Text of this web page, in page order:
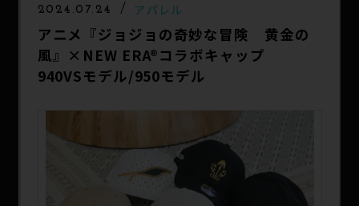
COMICS GOODS
SPECIAL
2024.07.24 アパレル
アニメ『ジョジョの奇妙な冒険 黄金の
風』×NEW ERA®コラボキャップ
940VSモデル/950モデル